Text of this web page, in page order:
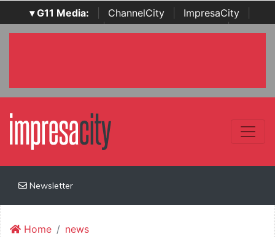
▾ G11 Media: ChannelCity ImpresaCity
SecurityOpenLab | Italian Channel Awards | Italian
Newsletter
Home
news